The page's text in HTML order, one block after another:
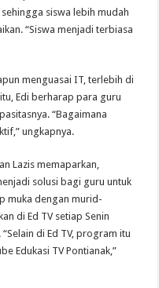
siswa lebih mudah
“Siswa menjadi terbiasa
menguasai IT, terlebih di
Edi berharap para guru
“Bagaimana
ungkapnya.
Lazis memaparkan,
solusi bagi guru untuk
muka dengan murid-
di Ed TV setiap Senin
di Ed TV, program itu
Edukasi TV Pontianak,”